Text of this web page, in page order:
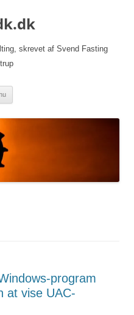
skrevet af Svend Fasting
program
at vise UAC-